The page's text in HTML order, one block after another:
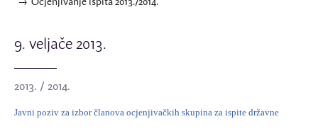
9. veljače 2013.
2013. / 2014.
Javni poziv za izbor članova ocjenjivačkih skupina za ispite državne